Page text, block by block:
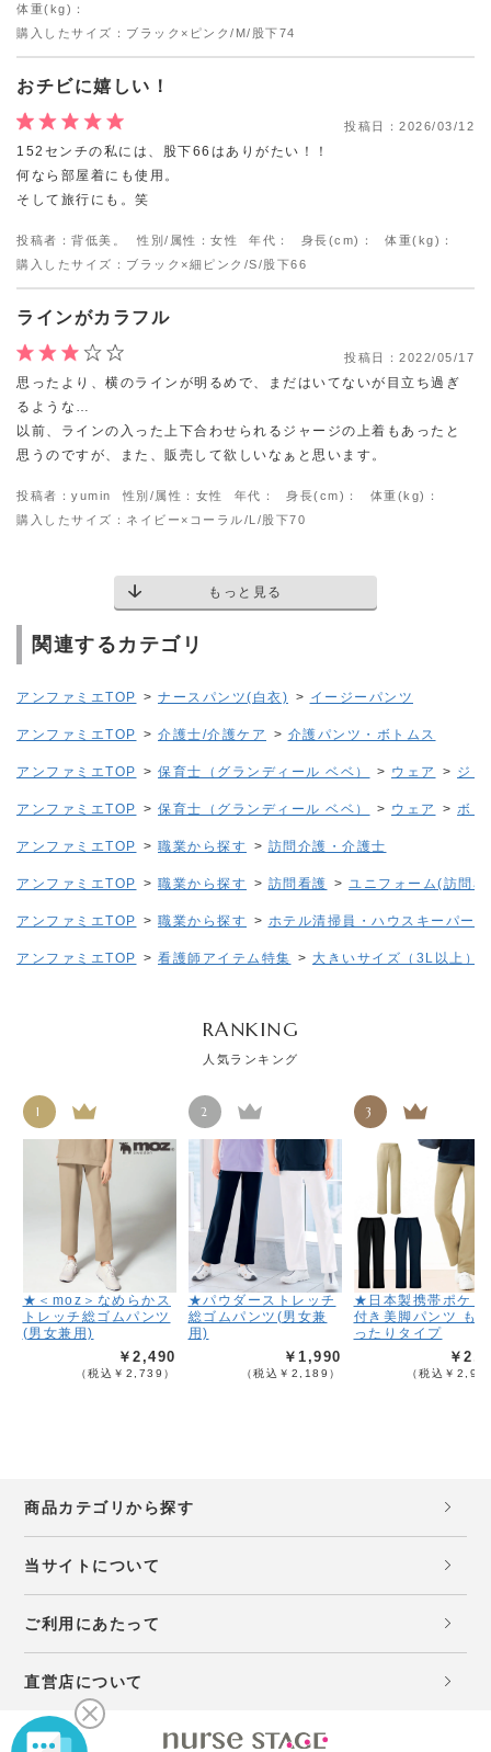
体重(kg)：
購入したサイズ：ブラック×ピンク/M/股下74
おチビに嬉しい！
投稿日： 2026/03/12
152センチの私には、股下66はありがたい！！
何なら部屋着にも使用。
そして旅行にも。笑
投稿者：背低美。 性別/属性：女性 年代： 身長(cm)：
体重(kg)：
購入したサイズ：ブラック×細ピンク/S/股下66
ラインがカラフル
投稿日： 2022/05/17
思ったより、横のラインが明るめで、まだはいてないが目立ち過ぎ
るような…
以前、ラインの入った上下合わせられるジャージの上着もあったと
思うのですが、また、販売して欲しいなぁと思います。
投稿者：yumin 性別/属性：女性 年代： 身長(cm)：
体重(kg)：
購入したサイズ：ネイビー×コーラル/L/股下70
もっと見る
関連するカテゴリ
アンファミエTOP > ナースパンツ(白衣) > イージーパンツ
アンファミエTOP > 介護士/介護ケア > 介護パンツ・ボトムス
アンファミエTOP > 保育士（グランディール ベベ） > ウェア > ジャ
アンファミエTOP > 保育士（グランディール ベベ） > ウェア > ボト
アンファミエTOP > 職業から探す > 訪問介護・介護士
アンファミエTOP > 職業から探す > 訪問看護 > ユニフォーム(訪問
アンファミエTOP > 職業から探す > ホテル清掃員・ハウスキーパー
アンファミエTOP > 看護師アイテム特集 > 大きいサイズ（3L以上）
RANKING
人気ランキング
1
★＜moz＞なめらかス
トレッチ総ゴムパンツ
(男女兼用)
￥2,490
（税込￥2,739）
2
★パウダーストレッチ
総ゴムパンツ(男女兼
用)
￥1,990
（税込￥2,189）
3
★日本製携帯ポケッ
付き美脚パンツ も
ったりタイプ
￥
（税込￥
商品カテゴリから探す
当サイトについて
ご利用にあたって
直営店について